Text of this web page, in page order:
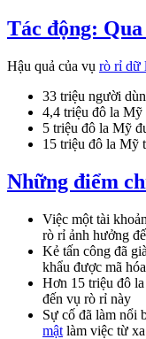
Tác động:
Hậu quả của vụ rò rỉ dữ
33 triệu người
4,4 triệu đô la Mỹ
5 triệu đô la Mỹ
15 triệu đô la Mỹ
Những điểm
Việc một tài
rò rỉ ảnh hưởng
Kẻ tấn công đã
khẩu được mã
Hơn 15 triệu đô
đến vụ rò rỉ này
Sự cố đã làm nổi
mật làm việc từ